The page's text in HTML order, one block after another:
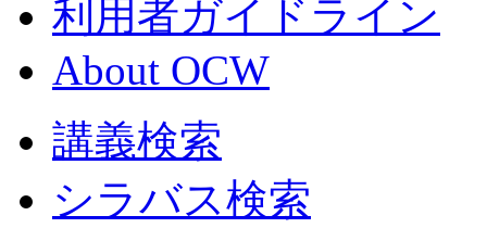
利用者ガイドライン
About OCW
講義検索
シラバス検索